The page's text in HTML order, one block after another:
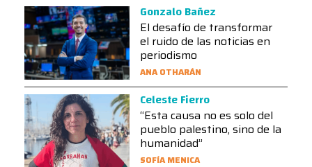
Gonzalo Bañez
El desafío de transformar
el ruido de las noticias en
periodismo
ANA OTHARÁN
Celeste Fierro
“Esta causa no es solo del
pueblo palestino, sino de la
humanidad”
SOFÍA MENICA